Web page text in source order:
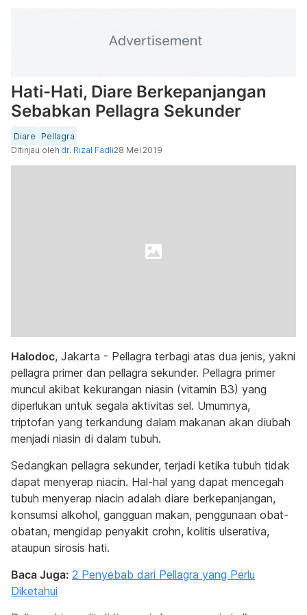
Hati-Hati, Diare Berkepanjangan
Sebabkan Pellagra Sekunder
Diare
Pellagra
Ditinjau oleh dr. Rizal Fadli28 Mei 2019
Halodoc, Jakarta - Pellagra terbagi atas dua jenis, yakni
pellagra primer dan pellagra sekunder. Pellagra primer
muncul akibat kekurangan niasin (vitamin B3) yang
diperlukan untuk segala aktivitas sel. Umumnya,
triptofan yang terkandung dalam makanan akan diubah
menjadi niasin di dalam tubuh.
Sedangkan pellagra sekunder, terjadi ketika tubuh tidak
dapat menyerap niacin. Hal-hal yang dapat mencegah
tubuh menyerap niacin adalah diare berkepanjangan,
konsumsi alkohol, gangguan makan, penggunaan obat-
obatan, mengidap penyakit crohn, kolitis ulserativa,
ataupun sirosis hati.
Baca Juga: 2 Penyebab dari Pellagra yang Perlu
Diketahui